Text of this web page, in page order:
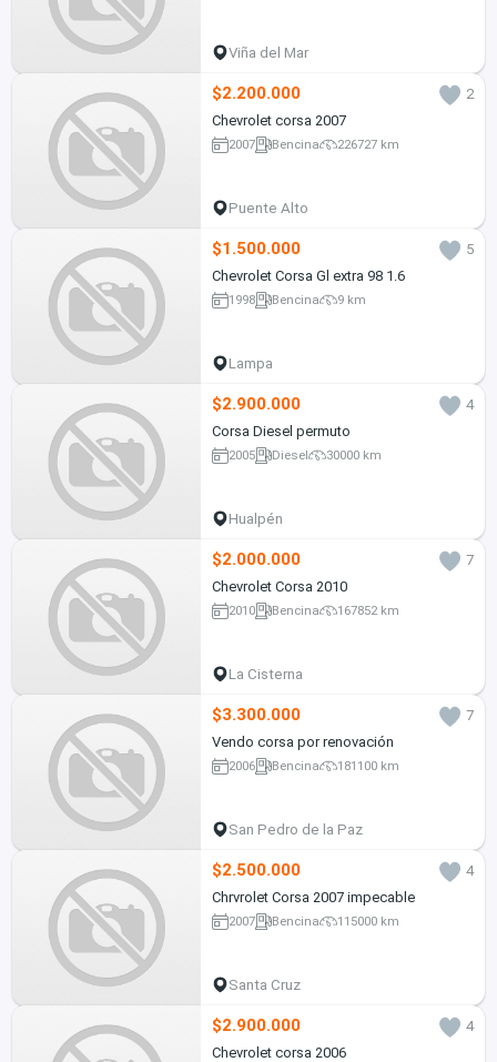
Viña del Mar
$2.200.000
2
Chevrolet corsa 2007
2007 Bencina 226727 km
Puente Alto
$1.500.000
5
Chevrolet Corsa Gl extra 98 1.6
1998 Bencina 9 km
Lampa
$2.900.000
4
Corsa Diesel permuto
2005 Diesel 30000 km
Hualpén
$2.000.000
7
Chevrolet Corsa 2010
2010 Bencina 167852 km
La Cisterna
$3.300.000
7
Vendo corsa por renovación
2006 Bencina 181100 km
San Pedro de la Paz
$2.500.000
4
Chrvrolet Corsa 2007 impecable
2007 Bencina 115000 km
Santa Cruz
$2.900.000
4
Chevrolet corsa 2006